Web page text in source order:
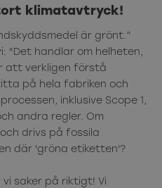
klimatavtryck!
är grönt.”
"Det handlar om helheten,
att verkligen förstå
på hela fabriken och
inklusive Scope 1,
andra regler. Om
drivs på fossila
där 'gröna etiketten'?
saker på riktigt! Vi